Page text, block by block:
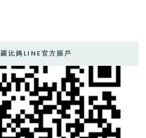
羅比媽LINE官方賬戶